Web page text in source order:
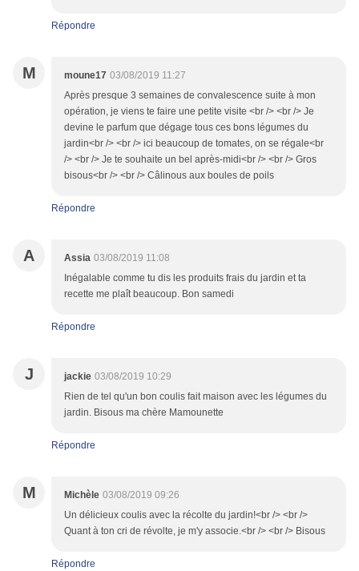
Répondre
M moune17 03/08/2019 11:27
Après presque 3 semaines de convalescence suite à mon
opération, je viens te faire une petite visite <br /> <br /> Je
devine le parfum que dégage tous ces bons légumes du
jardin<br /> <br /> ici beaucoup de tomates, on se régale<br
/> <br /> Je te souhaite un bel après-midi<br /> <br /> Gros
bisous<br /> <br /> Câlinous aux boules de poils
Répondre
A Assia 03/08/2019 11:08
Inégalable comme tu dis les produits frais du jardin et ta
recette me plaît beaucoup. Bon samedi
Répondre
J jackie 03/08/2019 10:29
Rien de tel qu'un bon coulis fait maison avec les légumes du
jardin. Bisous ma chère Mamounette
Répondre
M Michèle 03/08/2019 09:26
Un délicieux coulis avec la récolte du jardin!<br /> <br />
Quant à ton cri de révolte, je m'y associe.<br /> <br /> Bisous
Répondre